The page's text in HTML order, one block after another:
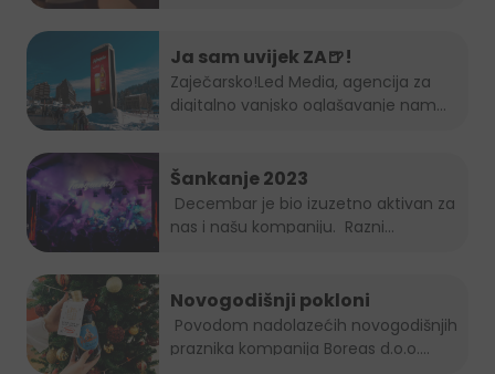
Ja sam uvijek ZA🍺!
Zaječarsko!Led Media, agencija za
digitalno vanjsko oglašavanje nam
Šankanje 2023
nas i našu kompaniju. Razni...
Novogodišnji pokloni
praznika kompanija Boreas d.o.o....